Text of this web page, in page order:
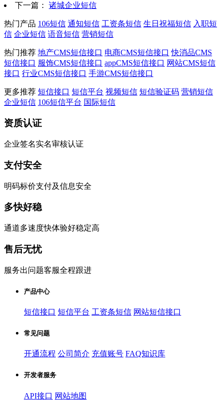
下一篇： 诸城企业短信
热门产品 106短信 通知短信 工资条短信 生日祝福短信 入职短
信 企业短信 语音短信 营销短信
热门推荐 地产CMS短信接口 电商CMS短信接口 快消品CMS
短信接口 服饰CMS短信接口 appCMS短信接口 网站CMS短信
接口 行业CMS短信接口 手游CMS短信接口
更多推荐 短信接口 短信平台 视频短信 短信验证码 营销短信
企业短信 106短信平台 国际短信
资质认证
企业签名实名审核认证
支付安全
明码标价支付及信息安全
多快好稳
通道多速度快体验好稳定高
售后无忧
服务出问题客服全程跟进
产品中心
短信接口 短信平台 工资条短信 网站短信接口
常见问题
开通流程 公司简介 充值账号 FAQ知识库
开发者服务
API接口 网站地图